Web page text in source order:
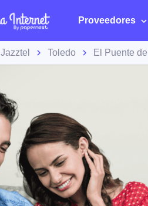
Proveedores
Jazztel Toledo El Puente